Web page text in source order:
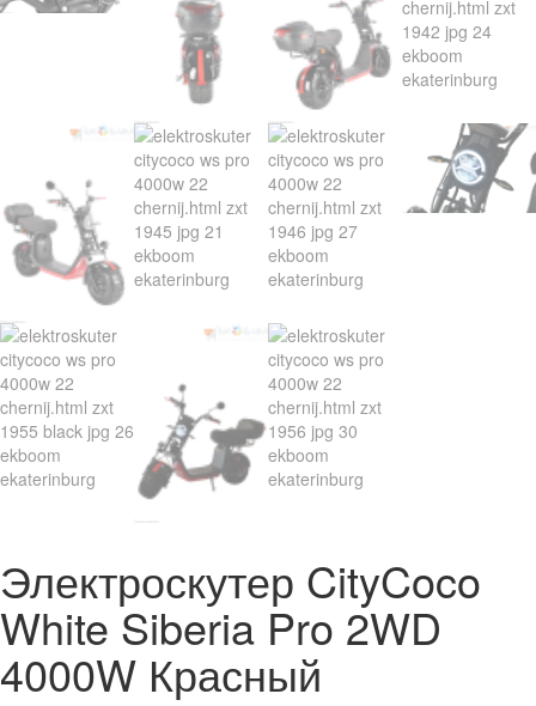
Электроскутер CityCoco
White Siberia Pro 2WD
4000W Красный